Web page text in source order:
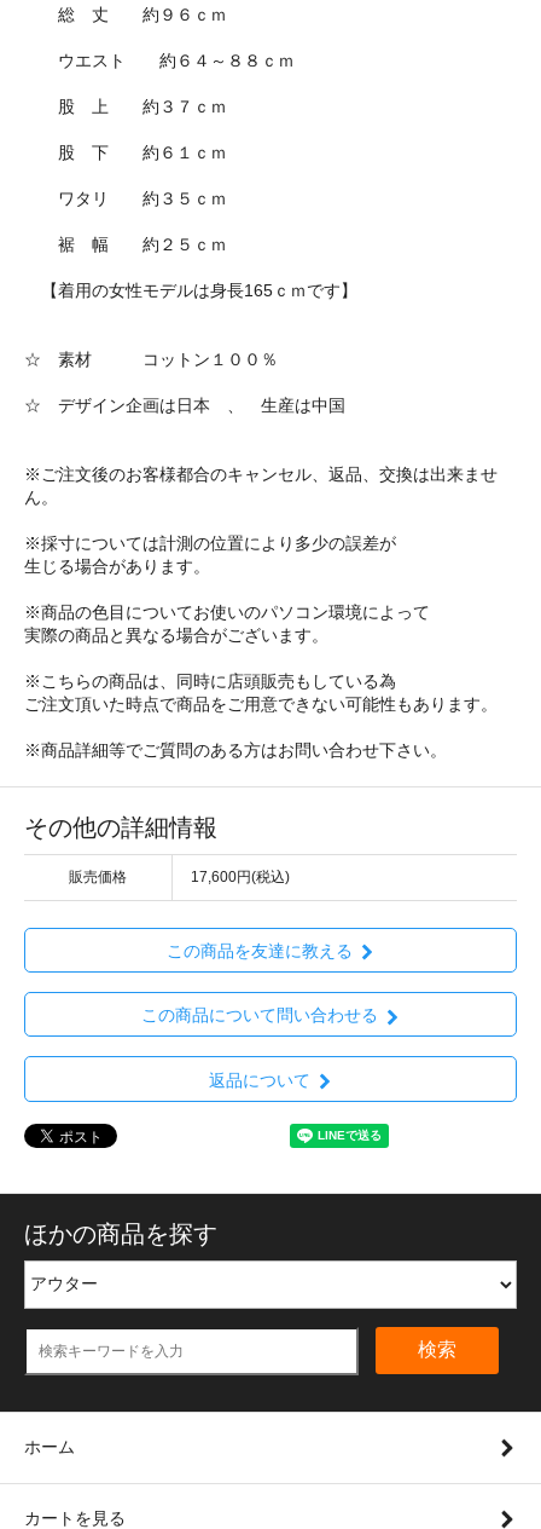
総 丈 約９６ｃｍ
ウエスト 約６４～８８ｃｍ
股 上 約３７ｃｍ
股 下 約６１ｃｍ
ワタリ 約３５ｃｍ
裾 幅 約２５ｃｍ
【着用の女性モデルは身長165ｃｍです】
☆ 素材 コットン１００％
☆ デザイン企画は日本 、 生産は中国
※ご注文後のお客様都合のキャンセル、返品、交換は出来ませ
ん。
※採寸については計測の位置により多少の誤差が
生じる場合があります。
※商品の色目についてお使いのパソコン環境によって
実際の商品と異なる場合がございます。
※こちらの商品は、同時に店頭販売もしている為
ご注文頂いた時点で商品をご用意できない可能性もあります。
※商品詳細等でご質問のある方はお問い合わせ下さい。
その他の詳細情報
販売価格 17,600円(税込)
この商品を友達に教える
この商品について問い合わせる
返品について
ほかの商品を探す
検索
ホーム
カートを見る